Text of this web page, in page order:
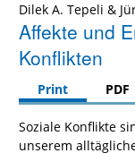
Dilek A. Tepeli &
Affekte und
Konflikten
Print PDF
Soziale Konflikte
unserem